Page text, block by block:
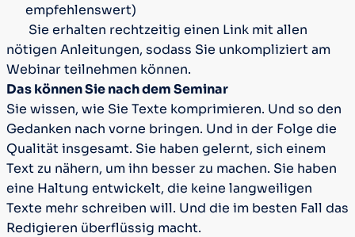
empfehlenswert)
Sie erhalten rechtzeitig einen Link mit allen
nötigen Anleitungen, sodass Sie unkompliziert am
Webinar teilnehmen können.
Das können Sie nach dem Seminar
Sie wissen, wie Sie Texte komprimieren. Und so den
Gedanken nach vorne bringen. Und in der Folge die
Qualität insgesamt. Sie haben gelernt, sich einem
Text zu nähern, um ihn besser zu machen. Sie haben
eine Haltung entwickelt, die keine langweiligen
Texte mehr schreiben will. Und die im besten Fall das
Redigieren überflüssig macht.